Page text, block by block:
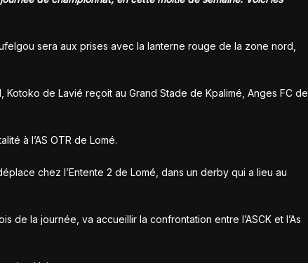
sera aux prises avec la lanterne rouge de la zone nord,
de Lavié reçoit au Grand Stade de Kpalimé, Anges FC de
à l’AS OTR de Lomé.
chez l’Entente 2 de Lomé, dans un derby qui a lieu au
de la journée, va accueillir la confrontation entre l’ASCK et l’As